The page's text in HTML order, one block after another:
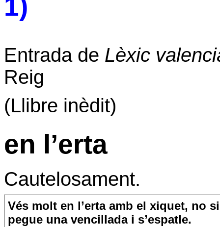
1)
Entrada de Lèxic
Reig
(Llibre inèdit)
en l’erta
Cautelosament.
Vés molt en l’erta amb el xiquet, no
pegue una vencillada i s’espatle.